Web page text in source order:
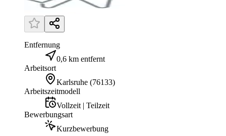
Entfernung
0,6 km entfernt
Arbeitsort
Karlsruhe (76133)
Arbeitszeitmodell
Vollzeit | Teilzeit
Bewerbungsart
Kurzbewerbung